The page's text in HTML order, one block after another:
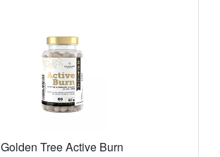
Golden Tree Active Burn